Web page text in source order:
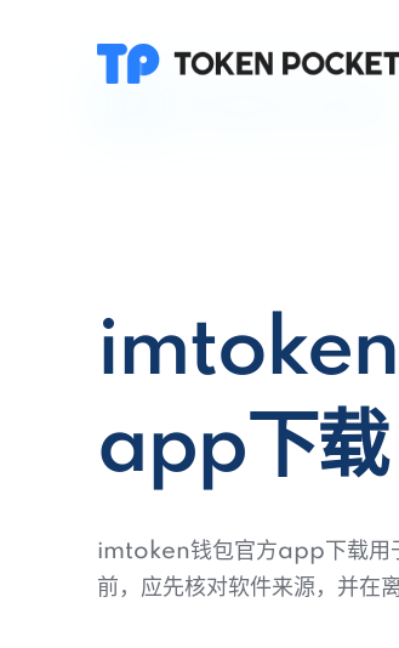
imtoken
app下载
imtoken钱包官方app下载用
前，应先核对软件来源，并在